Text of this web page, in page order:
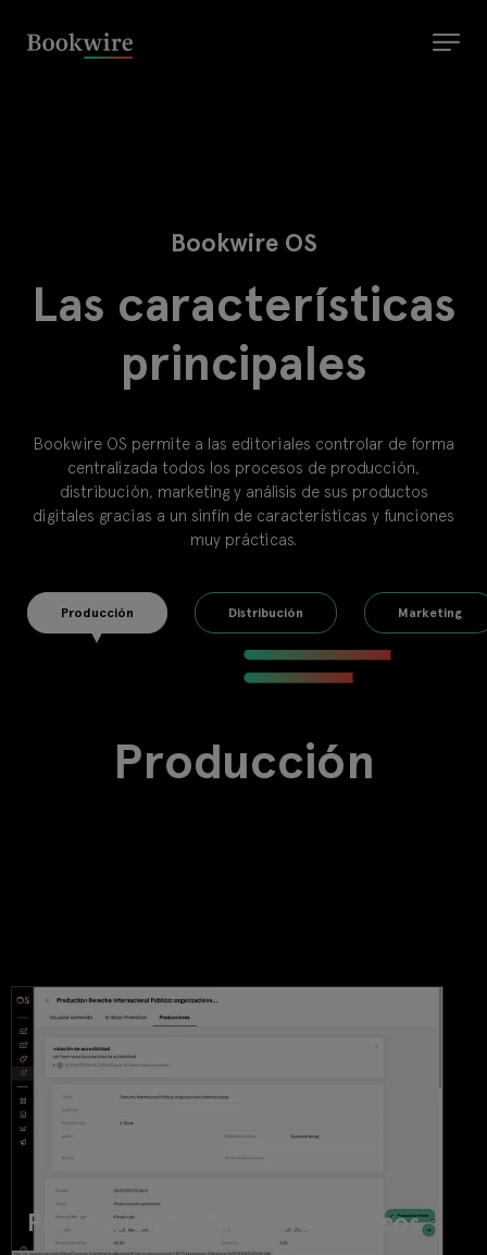
Bookwire OS
Las características
principales
Bookwire OS permite a las editoriales controlar de forma
centralizada todos los procesos de producción,
distribución, marketing y análisis de sus productos
digitales gracias a un sinfín de características y funciones
muy prácticas.
Producción Distribución Marketing
Producción
Producción de libros electrónicos